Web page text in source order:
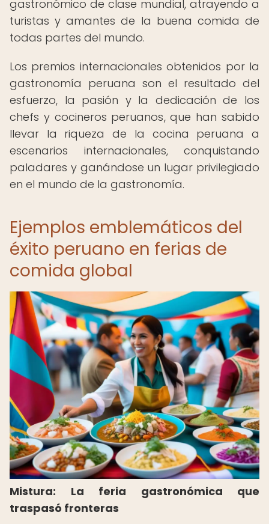
gastronómico de clase mundial, atrayendo a
turistas y amantes de la buena comida de
todas partes del mundo.
Los premios internacionales obtenidos por la
gastronomía peruana son el resultado del
esfuerzo, la pasión y la dedicación de los
chefs y cocineros peruanos, que han sabido
llevar la riqueza de la cocina peruana a
escenarios internacionales, conquistando
paladares y ganándose un lugar privilegiado
en el mundo de la gastronomía.
Ejemplos emblemáticos del
éxito peruano en ferias de
comida global
Mistura: La feria gastronómica que
traspasó fronteras